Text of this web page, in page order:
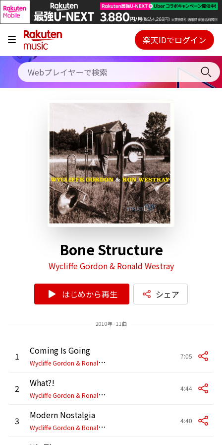
キャンペーン
料金プラン
使い方
初回30日間無料お試し
Webプレイヤー
ご契約内容の確認・変更
楽天IDでログイン
Bone Structure
Wycliffe Gordon & Ronald Westray
はじめから再生 シェア
2010年 - 11曲
1
Coming Is Going
W
ycliffe Gordon & Ronald Westray
7:05
2
What?!
W
ycliffe Gordon & Ronald Westray
4:44
3
Modern Nostalgia
W
ycliffe Gordon & Ronald Westray
4:40